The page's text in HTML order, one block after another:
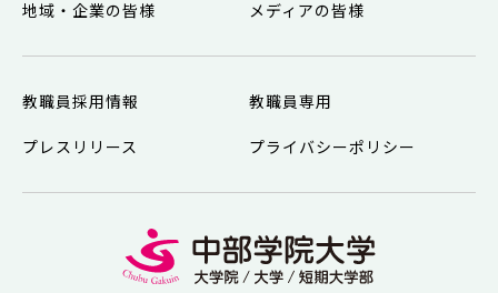
地域・企業の皆様 メディアの皆様
教職員採用情報 教職員専用
プレスリリース プライバシーポリシー